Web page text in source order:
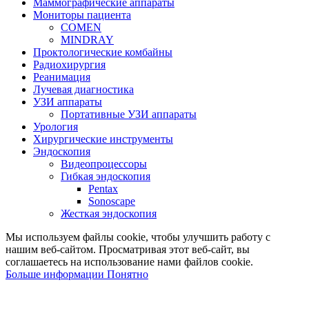
Мониторы пациента
COMEN
MINDRAY
Проктологические комбайны
Радиохирургия
Реанимация
Лучевая диагностика
УЗИ аппараты
Портативные УЗИ аппараты
Урология
Хирургические инструменты
Эндоскопия
Видеопроцессоры
Гибкая эндоскопия
Pentax
Sonoscape
Жесткая эндоскопия
Мы используем файлы cookie, чтобы улучшить работу с
нашим веб-сайтом. Просматривая этот веб-сайт, вы
соглашаетесь на использование нами файлов cookie.
Больше информации Больше
Понятно